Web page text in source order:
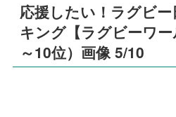
応援したい！ラグビ
キング【ラグビーワ
～10位）画像 5/10